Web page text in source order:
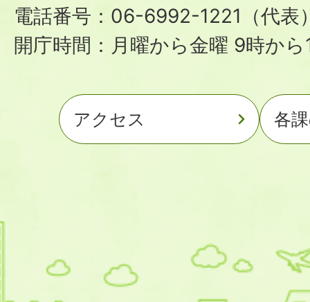
電話番号：06-6992-1221（代表
開庁時間：月曜から金曜 9時か
アクセス 各